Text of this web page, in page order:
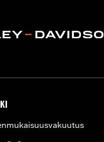
Inches
limited warranty – Go to